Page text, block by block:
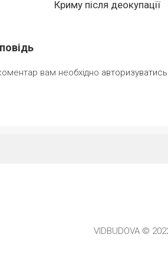
Криму після деокупації
вам необхідно авторизуватись
VIDBUDOVA ©